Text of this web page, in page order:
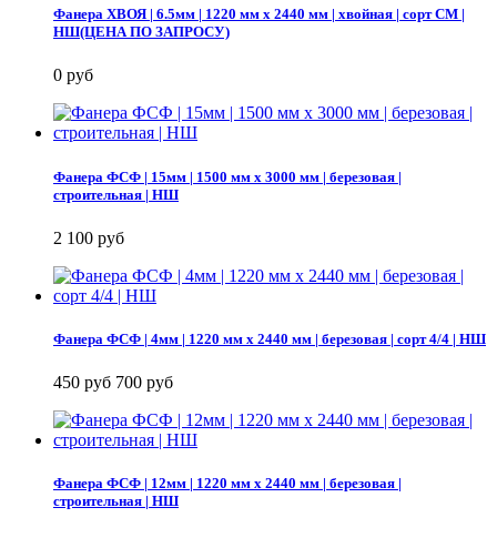
Фанера ХВОЯ | 6.5мм | 1220 мм х 2440 мм | хвойная | сорт СМ |
НШ(ЦЕНА ПО ЗАПРОСУ)
0 руб
Фанера ФСФ | 15мм | 1500 мм х 3000 мм | березовая |
строительная | НШ
2 100 руб
Фанера ФСФ | 4мм | 1220 мм х 2440 мм | березовая | сорт 4/4 | НШ
450 руб 700 руб
Фанера ФСФ | 12мм | 1220 мм х 2440 мм | березовая |
строительная | НШ